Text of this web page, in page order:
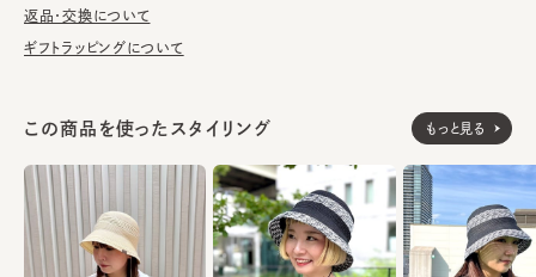
まっすぐ引き出してください。逆向きに引っ張るとスベリを破損する
素材
本体：紙80% ポリエステル20%
部分：アクリル100%
生産国 made in JAPAN
返品・交換について
ギフトラッピングについて
この商品を使ったスタイリング もっと見る